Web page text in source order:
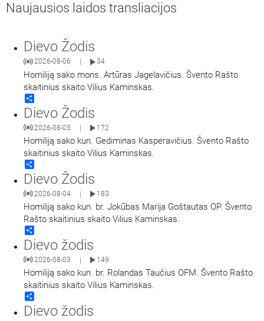
Naujausios laidos transliacijos
Dievo Žodis
2026-08-06 34
Homiliją sako mons. Artūras Jagelavičius. Švento Rašto
skaitinius skaito Vilius Kaminskas.
Dievo Žodis
2026-08-05 172
Homiliją sako kun. Gediminas Kasperavičius. Švento Rašto
skaitinius skaito Vilius Kaminskas.
Dievo Žodis
2026-08-04 | 183
Homiliją sako kun. br. Jokūbas Marija Goštautas OP. Švento
Rašto skaitinius skaito Vilius Kaminskas.
Dievo žodis
2026-08-03 | 149
Homiliją sako kun. br. Rolandas Taučius OFM. Švento Rašto
skaitinius skaito Vilius Kaminskas.
Dievo žodis